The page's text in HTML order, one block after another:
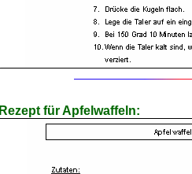
Rezept für Apfelwaffeln: